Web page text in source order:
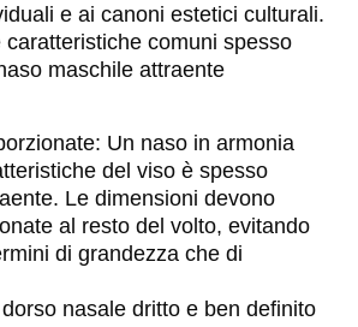
e ai canoni estetici culturali.
caratteristiche comuni spesso
maschile attraente
Un naso in armonia
del viso è spesso
Le dimensioni devono
al resto del volto, evitando
di grandezza che di
nasale dritto e ben definito